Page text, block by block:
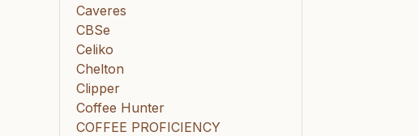
Caveres
CBSe
Celiko
Chelton
Clipper
Coffee Hunter
COFFEE PROFICIENCY